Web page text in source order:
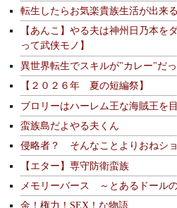
転生したらお気楽貴族生活が出来
【あんこ】やる夫は神州日乃本を
って武侠モノ】
異世界転生でスキルが"カレー"だ
【２０２６年 夏の短編祭】
ブロリーはハーレム王な海賊王を
蛮族島だよやる夫くん
侵略者？ そんなことよりおねショ
【エター】専守防衛蛮族
メモリーバース ～とあるドール
金！権力！SEX！な物語